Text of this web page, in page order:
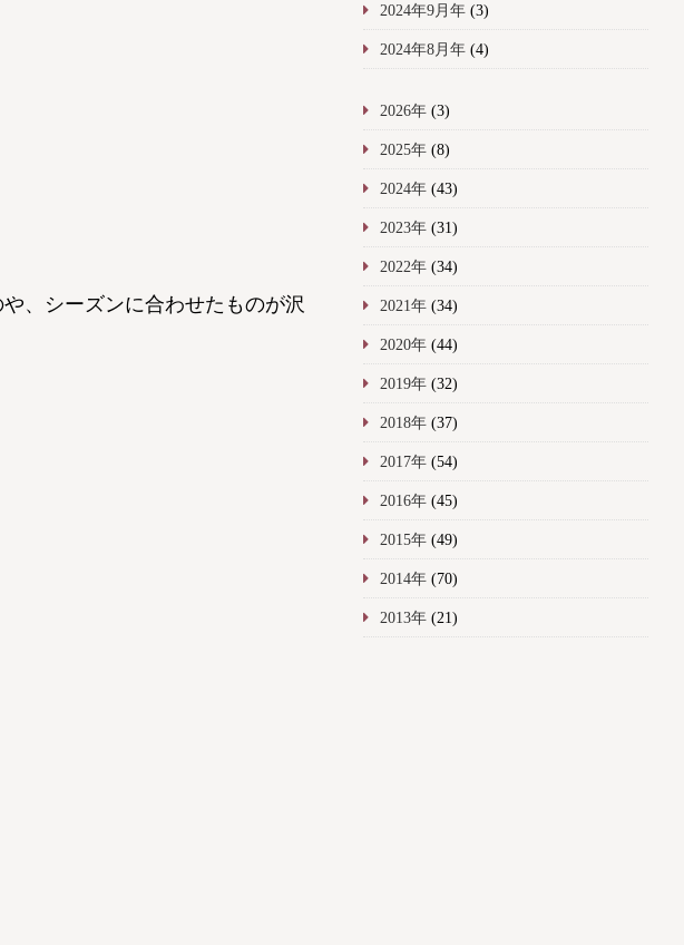
、シーズンに合わせたものが沢
2024年9月年(3)
2024年8月年(4)
2026年(3)
2025年(8)
2024年(43)
2023年(31)
2022年(34)
2021年(34)
2020年(44)
2019年(32)
2018年(37)
2017年(54)
2016年(45)
2015年(49)
2014年(70)
2013年(21)